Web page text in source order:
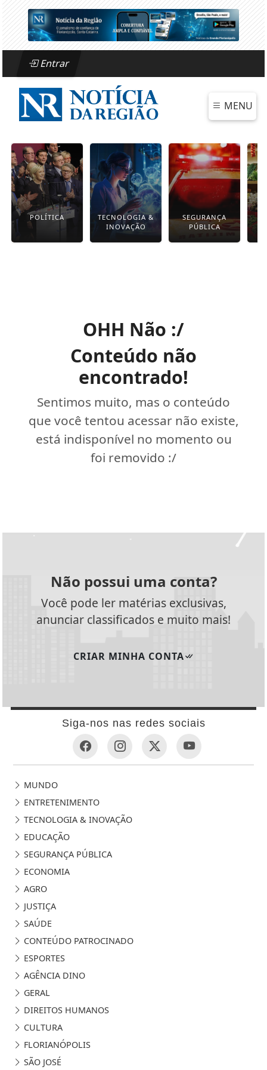
Entrar
MENU
POLÍTICA
TECNOLOGIA &
INOVAÇÃO
SEGURANÇA
PÚBLICA
OHH Não :/
Conteúdo não
encontrado!
Sentimos muito, mas o conteúdo
que você tentou acessar não existe,
está indisponível no momento ou
foi removido :/
Não possui uma conta?
Você pode ler matérias exclusivas,
anunciar classificados e muito mais!
CRIAR MINHA CONTA
Siga-nos nas redes sociais
MUNDO
ENTRETENIMENTO
TECNOLOGIA & INOVAÇÃO
EDUCAÇÃO
SEGURANÇA PÚBLICA
ECONOMIA
AGRO
JUSTIÇA
SAÚDE
CONTEÚDO PATROCINADO
ESPORTES
AGÊNCIA DINO
GERAL
DIREITOS HUMANOS
CULTURA
FLORIANÓPOLIS
SÃO JOSÉ